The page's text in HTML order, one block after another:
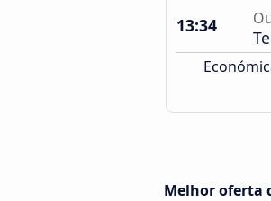
13:34
Melhor oferta